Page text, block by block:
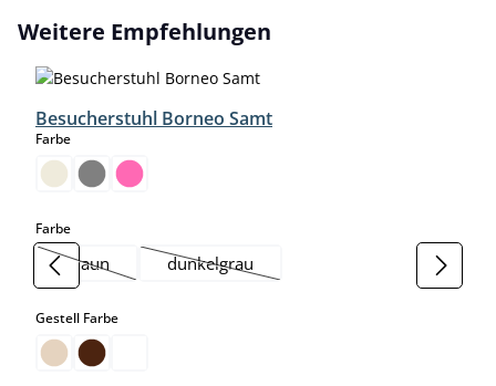
Produktgalerie überspringen
Weitere Empfehlungen
Besucherstuhl Borneo Samt
Farbeauswählen
Farbeauswählen
braun
(Diese Option ist zurzeit nicht verfügbar.)
dunkelgrau
(Diese Option ist zurzeit nicht verfügbar.)
Gestell Farbeauswählen